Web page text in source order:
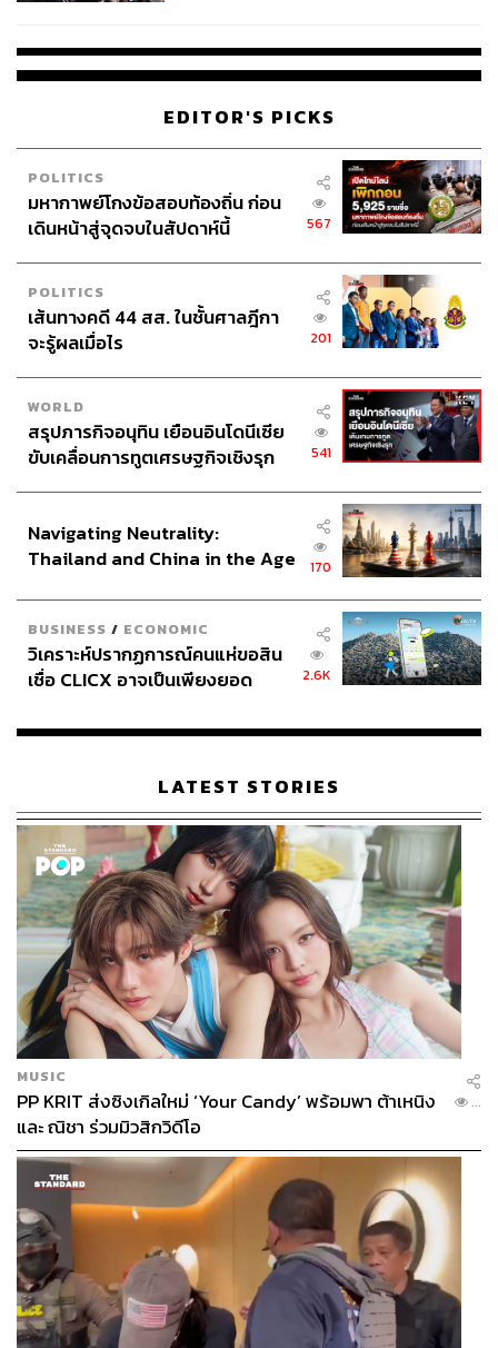
EDITOR'S PICKS
POLITICS
มหากาพย์โกงข้อสอบท้องถิ่น ก่อน
เดินหน้าสู่จุดจบในสัปดาห์นี้
567
POLITICS
เส้นทางคดี 44 สส. ในชั้นศาลฎีกา
จะรู้ผลเมื่อไร
201
WORLD
สรุปภารกิจอนุทิน เยือนอินโดนีเซีย
ขับเคลื่อนการทูตเศรษฐกิจเชิงรุก
541
Navigating Neutrality:
Thailand and China in the Age
170
BUSINESS / ECONOMIC
วิเคราะห์ปรากฏการณ์คนแห่ขอสิน
เชื่อ CLICX อาจเป็นเพียงยอด
เรือนไทยที่ถูกซุกไว้
2.6K
LATEST STORIES
MUSIC
PP KRIT ส่งซิงเกิลใหม่ ‘Your Candy’ พร้อมพา ต้าเหนิง
และ ณิชา ร่วมมิวสิกวิดีโอ
...